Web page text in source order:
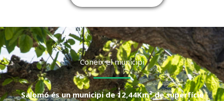
Coneix el municipi
Salomó és un municipi de 12,44Km² de superfície